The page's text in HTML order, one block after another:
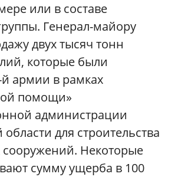
или в составе
Генерал-майору
двух тысяч тонн
которые были
армии в рамках
помощи»
администрации
для строительства
Некоторые
сумму ущерба в 100